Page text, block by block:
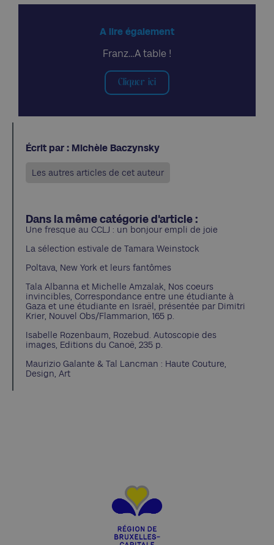
A lire également
Franz…A table !
Cliquer ici
Écrit par : Michèle Baczynsky
Les autres articles de cet auteur
Dans la même catégorie d'article :
Une fresque au CCLJ : un bonjour empli de joie
La sélection estivale de Tamara Weinstock
Poltava, New York et leurs fantômes
Tala Albanna et Michelle Amzalak, Nos coeurs
invincibles, Correspondance entre une étudiante à
Gaza et une étudiante en Israël, présentée par Dimitri
Krier, Nouvel Obs/Flammarion, 165 p.
Isabelle Rozenbaum, Rozebud. Autoscopie des
images, Editions du Canoë, 235 p.
Maurizio Galante & Tal Lancman : Haute Couture,
Design, Art